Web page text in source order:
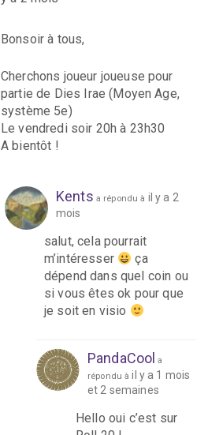
Bonsoir à tous,
Cherchons joueur joueuse pour
partie de Dies Irae (Moyen Age,
système 5e)
Le vendredi soir 20h à 23h30
A bientôt !
Kents a répondu à il y a 2
mois
salut, cela pourrait
m’intéresser
ça
dépend dans quel coin ou
si vous êtes ok pour que
je soit en visio
PandaCool a
répondu àil y a 1 mois
et 2 semaines
Hello oui c’est sur